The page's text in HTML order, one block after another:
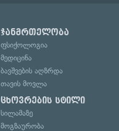
ჯანმრთელობა
ფსიქოლოგია
მედიცინა
ბავშვების აღზრდა
თავის მოვლა
ცხოვრების სტილი
სილამაზე
მოგზაურობა